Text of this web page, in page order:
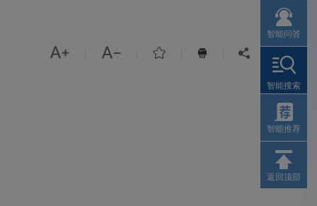
    
智能问答
智能搜索
智能推荐
返回顶部